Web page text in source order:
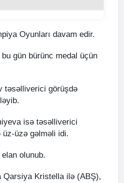
Oyunları davam edir.
gün bürünc medal üçün
təsəlliverici görüşdə
isə təsəlliverici
üz-üzə gəlməli idi.
olunub.
Qarsiya Kristella ilə (ABŞ),